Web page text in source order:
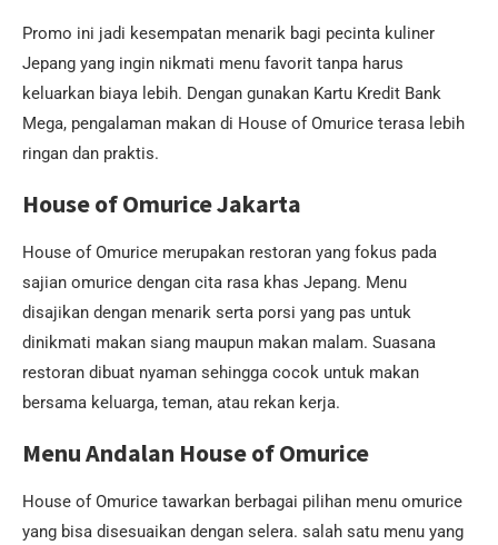
Promo ini jadi kesempatan menarik bagi pecinta kuliner
Jepang yang ingin nikmati menu favorit tanpa harus
keluarkan biaya lebih. Dengan gunakan Kartu Kredit Bank
Mega, pengalaman makan di House of Omurice terasa lebih
ringan dan praktis.
House of Omurice Jakarta
House of Omurice merupakan restoran yang fokus pada
sajian omurice dengan cita rasa khas Jepang. Menu
disajikan dengan menarik serta porsi yang pas untuk
dinikmati makan siang maupun makan malam. Suasana
restoran dibuat nyaman sehingga cocok untuk makan
bersama keluarga, teman, atau rekan kerja.
Menu Andalan House of Omurice
House of Omurice tawarkan berbagai pilihan menu omurice
yang bisa disesuaikan dengan selera. salah satu menu yang